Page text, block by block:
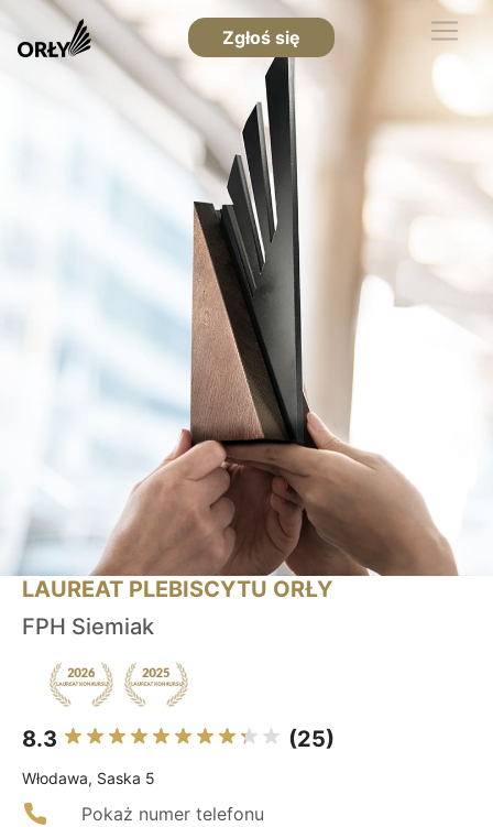
Zgłoś się
LAUREAT PLEBISCYTU ORŁY
FPH Siemiak
8.3 (25)
Włodawa, Saska 5
Pokaż numer telefonu